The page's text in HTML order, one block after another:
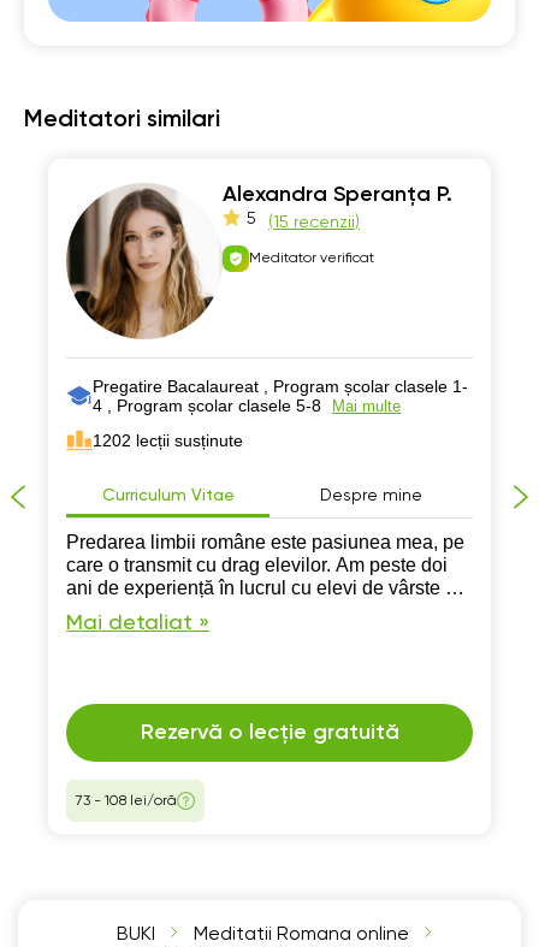
Meditatori similari
Alexandra Speranța P.
5 (15 recenzii)
Meditator verificat
Pregatire Bacalaureat , Program școlar clasele 1-
4 , Program școlar clasele 5-8
Mai multe
1202 lecții susținute
Curriculum Vitae Despre mine
Predarea limbii române este pasiunea mea, pe
care o transmit cu drag elevilor. Am peste doi
ani de experiență în lucrul cu elevi de vârste și
niveluri diferite, iar scopul meu este ca fiecare
să se simtă confortabil, înțeles și motivat.
Mai detaliat »
Rezervă o lecție gratuită
73 - 108 lei/oră
BUKI
Meditatii Romana online